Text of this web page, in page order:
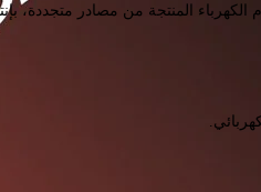
المنتجة من مصادر متجددة،